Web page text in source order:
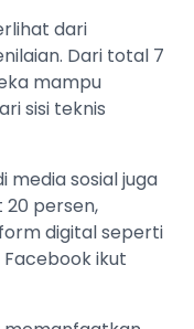
dari
Dari total 7
mampu
sisi teknis
media sosial juga
persen,
digital seperti
Facebook ikut